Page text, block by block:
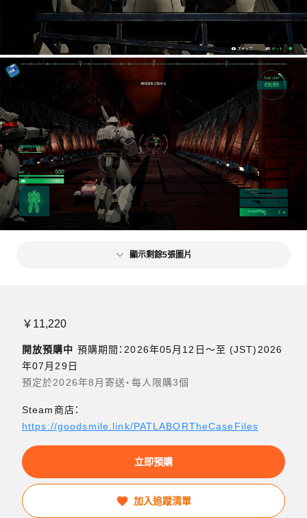
顯示剩餘5張圖片
￥11,220
開放預購中 預購期間：2026年05月12日〜至 (JST)2026
年07月29日
預定於2026年8月寄送・每人限購3個
Steam商店：
https://goodsmile.link/PATLABORTheCaseFiles
立即預購
加入追蹤清單